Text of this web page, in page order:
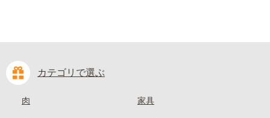
カテゴリで選ぶ
肉 家具